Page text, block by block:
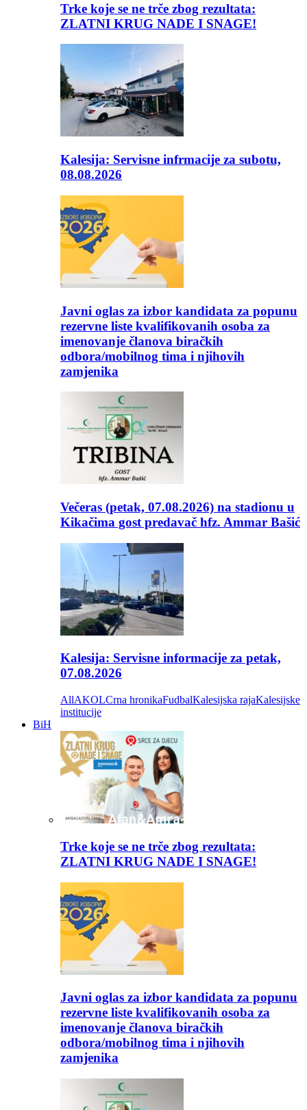
Trke koje se ne trče zbog rezultata:
ZLATNI KRUG NADE I SNAGE!
Kalesija: Servisne infrmacije za subotu,
08.08.2026
Javni oglas za izbor kandidata za popunu
rezervne liste kvalifikovanih osoba za
imenovanje članova biračkih
odbora/mobilnog tima i njihovih
zamjenika
Večeras (petak, 07.08.2026) na stadionu u
Kikačima gost predavač hfz. Ammar Bašić
Kalesija: Servisne informacije za petak,
07.08.2026
AllAKOLCrna hronikaFudbalKalesijska rajaKalesijske
institucije
BiH
Trke koje se ne trče zbog rezultata:
ZLATNI KRUG NADE I SNAGE!
Javni oglas za izbor kandidata za popunu
rezervne liste kvalifikovanih osoba za
imenovanje članova biračkih
odbora/mobilnog tima i njihovih
zamjenika